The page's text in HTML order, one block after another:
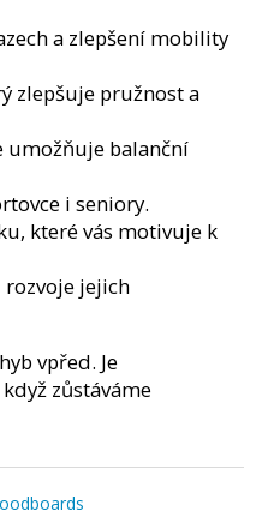
a zlepšení mobility
zlepšuje pružnost a
umožňuje balanční
i seniory.
které vás motivuje k
jejich
vpřed. Je
zůstáváme